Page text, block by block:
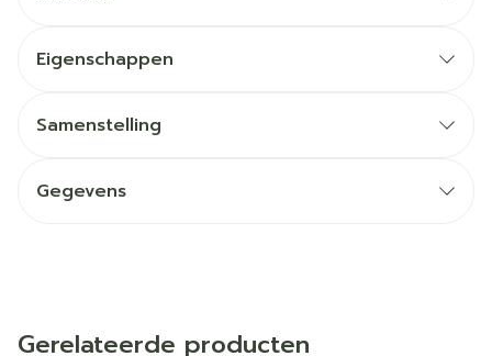
Eigenschappen
Samenstelling
Gegevens
Gerelateerde producten